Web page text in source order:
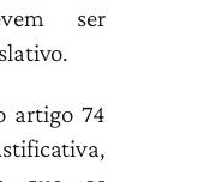
ser
artigo 74